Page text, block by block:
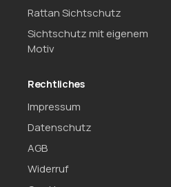
Rattan Sichtschutz
Sichtschutz mit eigenem
Motiv
Rechtliches
Impressum
Datenschutz
AGB
Widerruf